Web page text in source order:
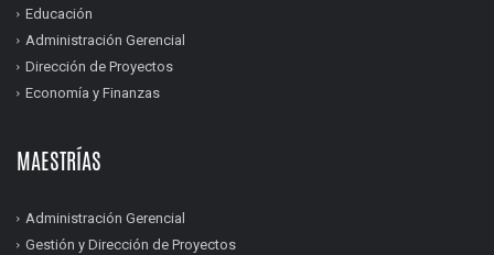
Educación
Administración Gerencial
Dirección de Proyectos
Economía y Finanzas
MAESTRÍAS
Administración Gerencial
Gestión y Dirección de Proyectos